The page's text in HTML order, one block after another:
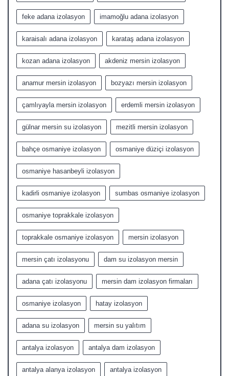
feke adana izolasyon imamoğlu adana izolasyon
karaisalı adana izolasyon karataş adana izolasyon
kozan adana izolasyon akdeniz mersin izolasyon
anamur mersin izolasyon bozyazı mersin izolasyon
çamlıyayla mersin izolasyon erdemli mersin izolasyon
gülnar mersin su izolasyon mezitli mersin izolasyon
bahçe osmaniye izolasyon osmaniye düziçi izolasyon
osmaniye hasanbeyli izolasyon
kadirli osmaniye izolasyon sumbas osmaniye izolasyon
osmaniye toprakkale izolasyon
toprakkale osmaniye izolasyon mersin izolasyon
mersin çatı izolasyonu dam su izolasyon mersin
adana çatı izolasyonu mersin dam izolasyon firmaları
osmaniye izolasyon hatay izolasyon
adana su izolasyon mersin su yalıtım
antalya izolasyon antalya dam izolasyon
antalya alanya izolasyon antalya izolasyon